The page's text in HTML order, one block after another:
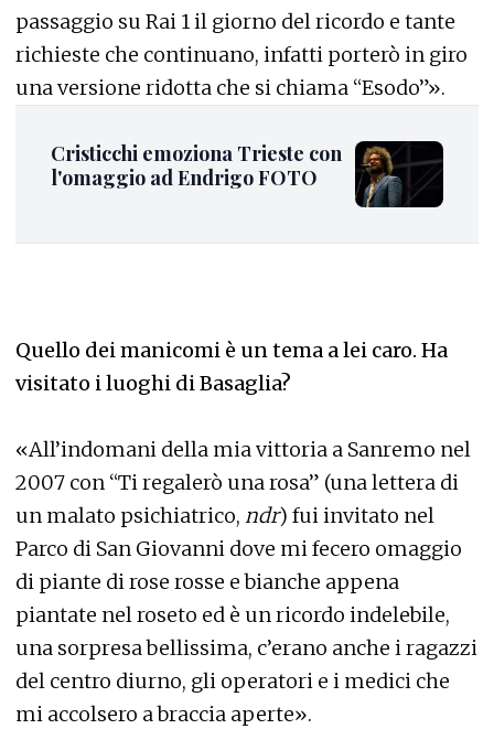
passaggio su Rai 1 il giorno del ricordo e tante
richieste che continuano, infatti porterò in giro
una versione ridotta che si chiama “Esodo”».
Cristicchi emoziona Trieste con
l'omaggio ad Endrigo FOTO
Quello dei manicomi è un tema a lei caro. Ha
visitato i luoghi di Basaglia?
«All’indomani della mia vittoria a Sanremo nel
2007 con “Ti regalerò una rosa” (una lettera di
un malato psichiatrico, ndr) fui invitato nel
Parco di San Giovanni dove mi fecero omaggio
di piante di rose rosse e bianche appena
piantate nel roseto ed è un ricordo indelebile,
una sorpresa bellissima, c’erano anche i ragazzi
del centro diurno, gli operatori e i medici che
mi accolsero a braccia aperte».